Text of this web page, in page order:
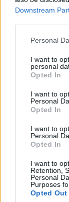
Downstream
Personal
I want to
personal
Opted In
I want to
Personal
Opted In
I want to
Personal
Opted In
I want to
Retention,
Personal
Purposes
Opted Out
Mustaan
poseeraa
Iholla: Sara
taivaaseen: